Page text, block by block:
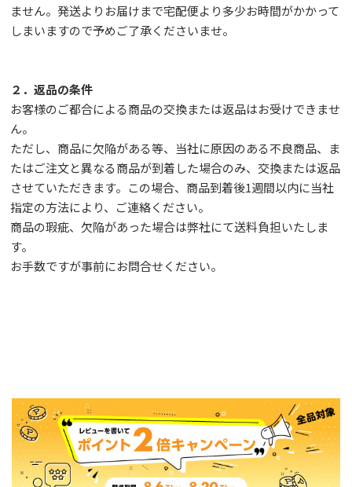
ません。発送よりお届けまで宅配便より多少お時間がかかって
しまいますので予めご了承くださいませ。
２．返品の条件
お客様のご都合による商品の交換または返品はお受けできませ
ん。
ただし、 商品に欠陥がある等、当社に原因のある不良商品、ま
たはご注文と異なる商品が到着した場合のみ、交換または返品
させていただきます。この場合、商品到着後1週間以内に当社
指定の方法により、ご連絡ください。
商品の瑕疵、欠陥があった場合は弊社にて送料負担いたしま
す。
お手数ですが事前にお問合せください。